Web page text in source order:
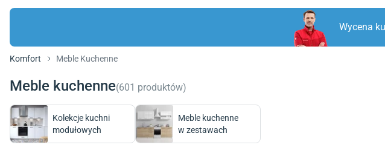
Wycena
Komfort Meble Kuchenne
Meble kuchenne(601 produktów)
Kolekcje kuchni
modułowych
Meble kuchenne
w zestawach